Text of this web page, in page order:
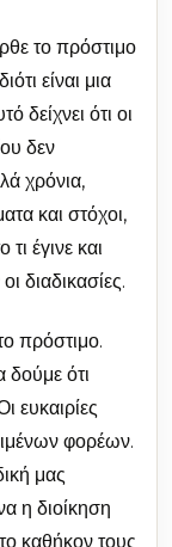
το πρόστιμο
είναι μια
δείχνει ότι οι
δεν
χρόνια,
και στόχοι,
έγινε και
διαδικασίες.
πρόστιμο.
δούμε ότι
ευκαιρίες
φορέων.
μας
η διοίκηση
καθήκον τους